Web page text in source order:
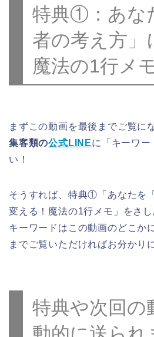
特典①：あな
者の考え方」
魔法の1行メ
まずこの動画を最後までご覧に
集客類の公式LINEに「キーワー
い！
そうすれば、特典①「あなたを
変える！魔法の1行メモ」をさし
キーワードはこの動画のどこか
までご覧いただければお分かり
特典や次回の